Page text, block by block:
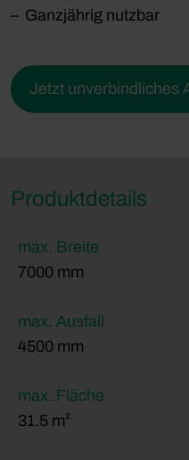
Ganzjährig nutzbar
Jetzt unverbindliches
Produktdetails
max. Breite
7000 mm
max. Ausfall
4500 mm
max. Fläche
31.5 m²